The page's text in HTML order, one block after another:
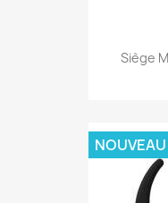
Siège
NOUVEAU